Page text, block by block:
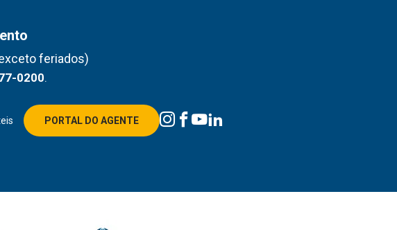
feriados)
0200.
PORTAL DO AGENTE